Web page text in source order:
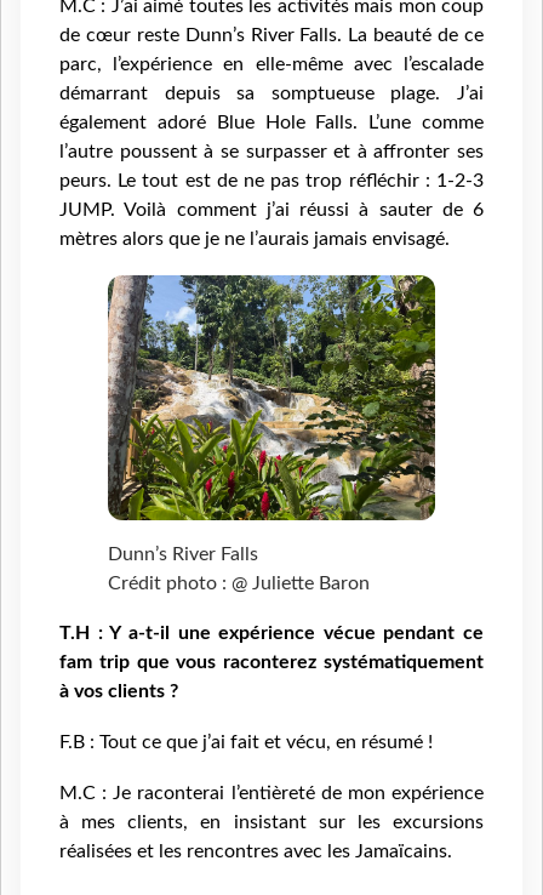
M.C : J’ai aimé toutes les activités mais mon coup
de cœur reste Dunn’s River Falls. La beauté de ce
parc, l’expérience en elle-même avec l’escalade
démarrant depuis sa somptueuse plage. J’ai
également adoré Blue Hole Falls. L’une comme
l’autre poussent à se surpasser et à affronter ses
peurs. Le tout est de ne pas trop réfléchir : 1-2-3
JUMP. Voilà comment j’ai réussi à sauter de 6
mètres alors que je ne l’aurais jamais envisagé.
Dunn’s River Falls
Crédit photo : @ Juliette Baron
T.H : Y a-t-il une expérience vécue pendant ce
fam trip que vous raconterez systématiquement
à vos clients ?
F.B : Tout ce que j’ai fait et vécu, en résumé !
M.C : Je raconterai l’entièreté de mon expérience
à mes clients, en insistant sur les excursions
réalisées et les rencontres avec les Jamaïcains.